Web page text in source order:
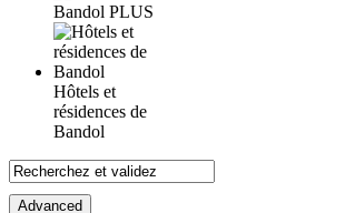
Bandol PLUS
Hôtels et
résidences de
Bandol